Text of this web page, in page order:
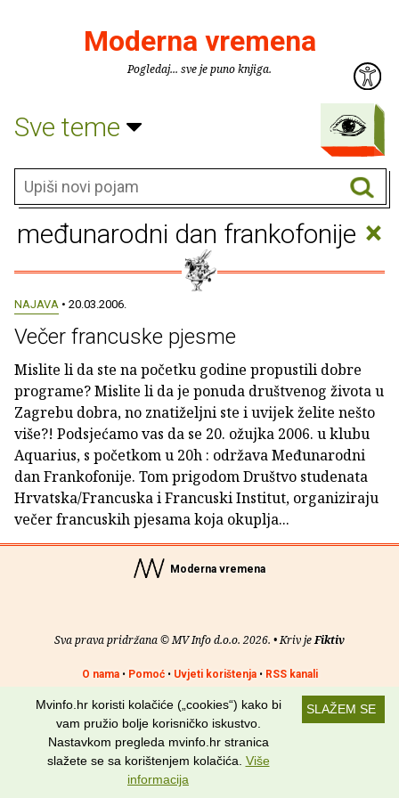
Moderna vremena
Pogledaj... sve je puno knjiga.
Sve teme
međunarodni dan frankofonije ×
NAJAVA • 20.03.2006.
Večer francuske pjesme
Mislite li da ste na početku godine propustili dobre
programe? Mislite li da je ponuda društvenog života u
Zagrebu dobra, no znatiželjni ste i uvijek želite nešto
više?! Podsjećamo vas da se 20. ožujka 2006. u klubu
Aquarius, s početkom u 20h : održava Međunarodni
dan Frankofonije. Tom prigodom Društvo studenata
Hrvatska/Francuska i Francuski Institut, organiziraju
večer francuskih pjesama koja okuplja...
Moderna vremena
Sva prava pridržana © MV Info d.o.o. 2026. • Kriv jeFiktiv
O nama• Pomoć• Uvjeti korištenja• RSS kanali
Potraži nas na: SLAŽEM SE
Mvinfo.hr koristi kolačiće („cookies“) kako bi
vam pružio bolje korisničko iskustvo.
Nastavkom pregleda mvinfo.hr stranica
slažete se sa korištenjem kolačića. Više
informacija